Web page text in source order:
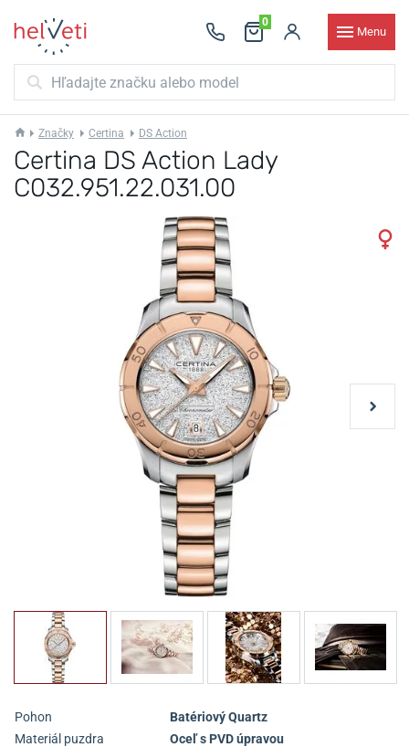
0
Menu
Značky Certina DS Action
Certina DS Action Lady
C032.951.22.031.00
Pohon
Batériový Quartz
Materiál puzdra
Oceľ s PVD úpravou